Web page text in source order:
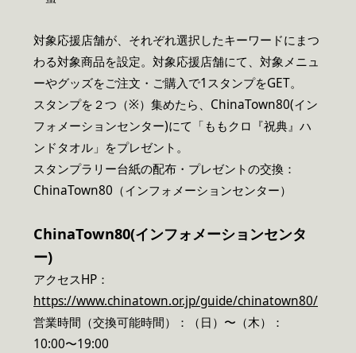
対象応援店舗が、それぞれ選択したキーワードにまつ
わる対象商品を設定。対象応援店舗にて、対象メニュ
ーやグッズをご注文・ご購入で1スタンプをGET。
スタンプを２つ（※）集めたら、ChinaTown80(イン
フォメーションセンター)にて「ももクロ『祝典』ハ
ンドタオル」をプレゼント。
スタンプラリー台紙の配布・プレゼントの交換：
ChinaTown80（インフォメーションセンター）
ChinaTown80(インフォメーションセンタ
ー)
アクセスHP：
https://www.chinatown.or.jp/guide/chinatown80/
営業時間（交換可能時間）：（日）〜（木）：
10:00〜19:00